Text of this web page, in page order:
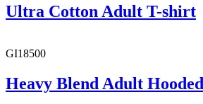
Ultra Cotton Adult T-shirt
GI18500
Heavy Blend Adult